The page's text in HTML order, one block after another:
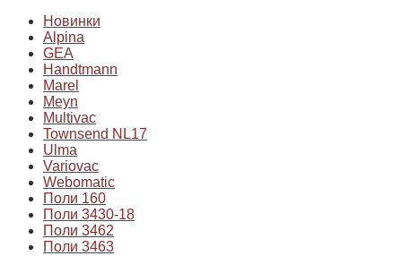
Новинки
Alpina
GEA
Handtmann
Marel
Meyn
Multivac
Townsend NL17
Ulma
Variovac
Webomatic
Поли 160
Поли 3430-18
Поли 3462
Поли 3463